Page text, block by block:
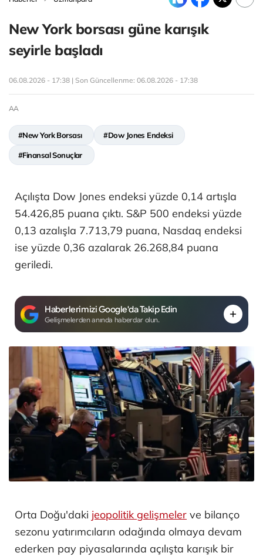
New York borsası güne karışık
seyirle başladı
06.08.2026 - 17:38 | Son Güncellenme: 06.08.2026 - 17:38
AA
#New York Borsası #Dow Jones Endeksi
#Finansal Sonuçlar
Açılışta Dow Jones endeksi yüzde 0,14 artışla
54.426,85 puana çıktı. S&P 500 endeksi yüzde
0,13 azalışla 7.713,79 puana, Nasdaq endeksi
ise yüzde 0,36 azalarak 26.268,84 puana
geriledi.
Haberlerimizi Google'da Takip Edin
Gelişmelerden anında haberdar olun.
Orta Doğu'daki jeopolitik gelişmeler ve bilanço
sezonu yatırımcıların odağında olmaya devam
ederken pay piyasalarında açılışta karışık bir